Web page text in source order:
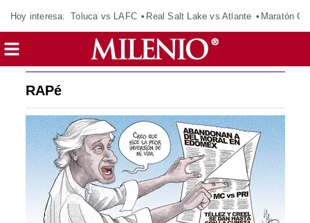
Hoy interesa: Toluca vs LAFC Real Salt Lake vs Atlante Maratón
RAPé